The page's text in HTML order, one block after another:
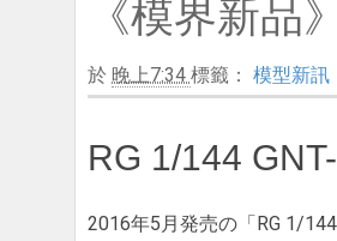
《模界新品
於 晚上7:34 標籤： 模型新訊
RG 1/144
2016年5月発売の「RG 1/